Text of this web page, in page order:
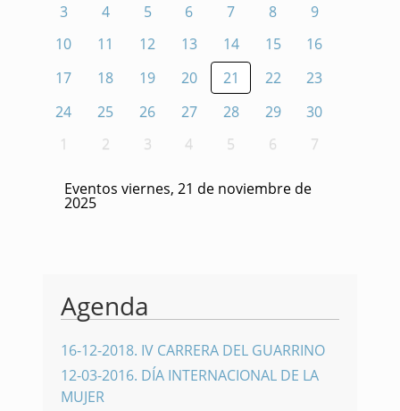
3
4 5 6 7 8
9
10
11 12 13 14 15
16
17
18 19 20 21 22
23
24
25 26 27 28 29
30
1
2 3 4 5 6 7
Eventos viernes, 21 de noviembre de
2025
Agenda
16-12-2018. IV CARRERA DEL GUARRINO
12-03-2016. DÍA INTERNACIONAL DE LA
MUJER